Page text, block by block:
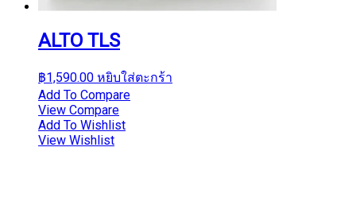
ALTO TLS
฿1,590.00 หยิบใส่ตะกร้า
Add To Compare
View Compare
Add To Wishlist
View Wishlist